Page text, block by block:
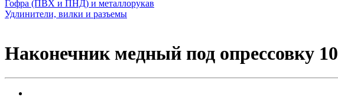
Гофра (ПВХ и ПНД) и металлорукав
Удлинители, вилки и разъемы
Наконечник медный под опрессовку 10